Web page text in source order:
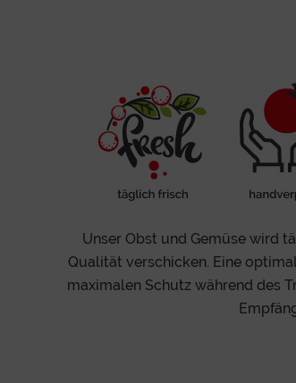
Unser Obst und Gemüse wird
Qualität verschicken. Eine
maximalen Schutz während des